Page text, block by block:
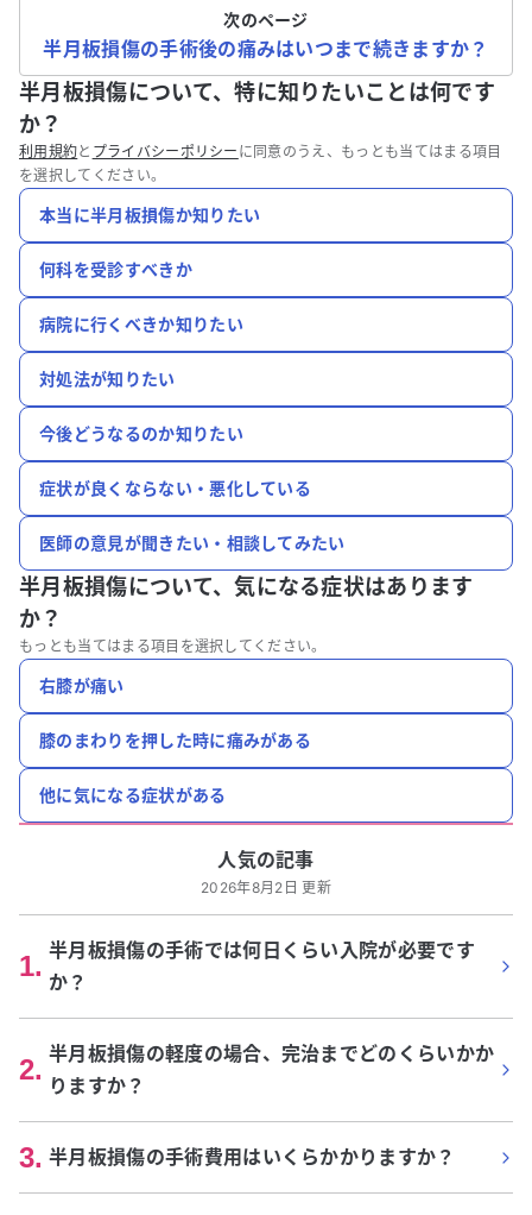
次のページ
半月板損傷の手術後の痛みはいつまで続きますか？
半月板損傷について、特に知りたいことは何です
か？
利用規約と プライバシーポリシー に同意のうえ、もっとも当てはまる項目
を選択してください。
本当に半月板損傷か知りたい
何科を受診すべきか
病院に行くべきか知りたい
対処法が知りたい
今後どうなるのか知りたい
症状が良くならない・悪化している
医師の意見が聞きたい・相談してみたい
半月板損傷について、気になる症状はあります
か？
もっとも当てはまる項目を選択してください。
右膝が痛い
膝のまわりを押した時に痛みがある
他に気になる症状がある
人気の記事
2026年8月2日 更新
1. 半月板損傷の手術では何日くらい入院が必要です
か？
2. 半月板損傷の軽度の場合、完治までどのくらいかか
りますか？
3. 半月板損傷の手術費用はいくらかかりますか？